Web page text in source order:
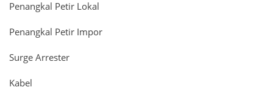
Penangkal Petir Lokal
Penangkal Petir Impor
Surge Arrester
Kabel